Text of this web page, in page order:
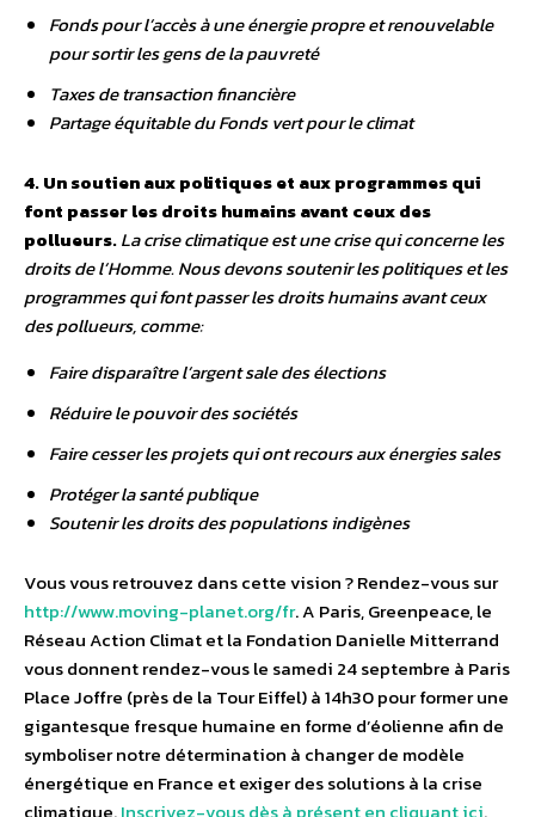
Fonds pour l’accès à une énergie propre et renouvelable
pour sortir les gens de la pauvreté
Taxes de transaction financière
Partage équitable du Fonds vert pour le climat
4. Un soutien aux politiques et aux programmes qui
font passer les droits humains avant ceux des
pollueurs.La crise climatique est une crise qui concerne les
droits de l’Homme. Nous devons soutenir les politiques et les
programmes qui font passer les droits humains avant ceux
des pollueurs, comme:
Faire disparaître l’argent sale des élections
Réduire le pouvoir des sociétés
Faire cesser les projets qui ont recours aux énergies sales
Protéger la santé publique
Soutenir les droits des populations indigènes
Vous vous retrouvez dans cette vision ? Rendez-vous sur
http://www.moving-planet.org/fr. A Paris, Greenpeace, le
Réseau Action Climat et la Fondation Danielle Mitterrand
vous donnent rendez-vous le samedi 24 septembre à Paris
Place Joffre (près de la Tour Eiffel) à 14h30 pour former une
gigantesque fresque humaine en forme d’éolienne afin de
symboliser notre détermination à changer de modèle
énergétique en France et exiger des solutions à la crise